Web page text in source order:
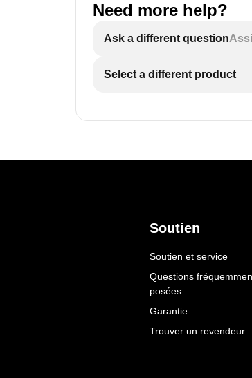
Need more help?
Ask a different question
Select a different product
Soutien
Soutien et service
Questions
posées
Garantie
Trouver un revendeur